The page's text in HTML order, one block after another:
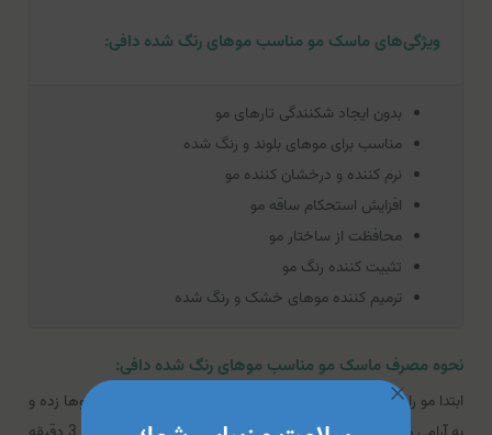
ویژگی‌های ماسک مو مناسب موهای رنگ شده دافی:
بدون ایجاد شکنندگی تارهای مو
مناسب برای موهای بلوند و رنگ شده
نرم کننده و درخشان کننده مو
افزایش استحکام ساقه مو
محافظت از ساختار مو
تثبیت کننده رنگ مو
ترمیم کننده موهای خشک و رنگ شده
نحوه مصرف ماسک مو مناسب موهای رنگ شده دافی:
ابتدا مو را با شامپو شست و شو دهید و مقداری ماسک را روی موها زده و